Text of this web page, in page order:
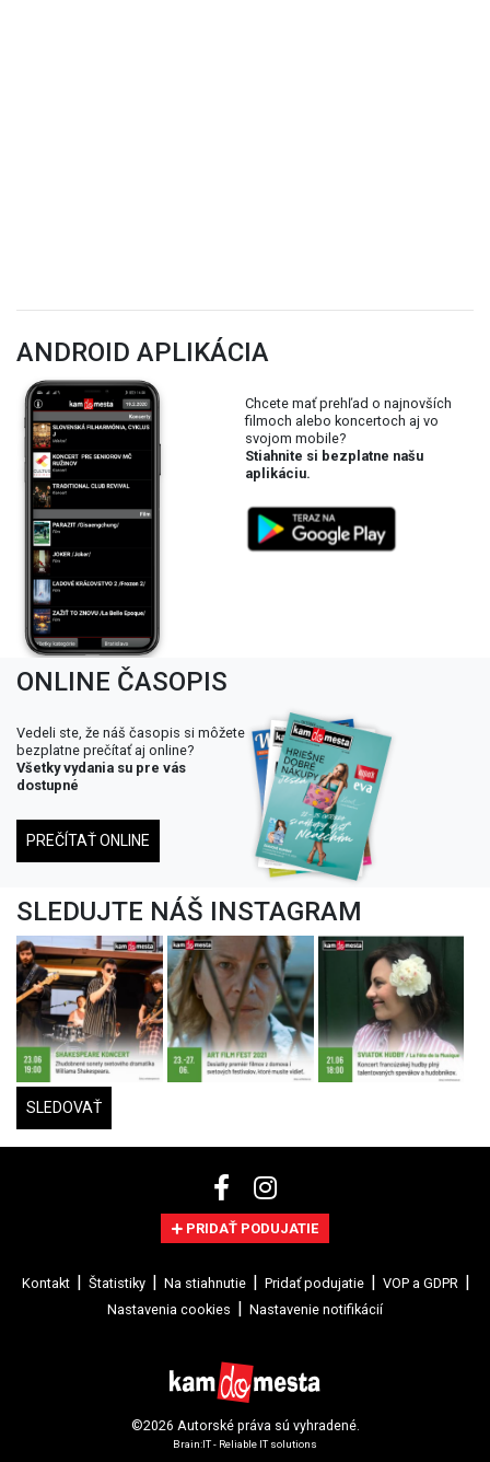
ANDROID APLIKÁCIA
Chcete mať prehľad o najnovších
filmoch alebo koncertoch aj vo
svojom mobile?
Stiahnite si bezplatne našu
aplikáciu.
ONLINE ČASOPIS
Vedeli ste, že náš časopis si môžete
bezplatne prečítať aj online?
Všetky vydania su pre vás
dostupné
PREČÍTAŤ ONLINE
SLEDUJTE NÁŠ INSTAGRAM
SLEDOVAŤ
PRIDAŤ PODUJATIE
Kontakt Štatistiky Na stiahnutie Pridať podujatie
VOP a GDPR
Nastavenia cookies
Nastavenie notifikácií
©2026 Autorské práva sú vyhradené.
Brain:IT - Reliable IT solutions